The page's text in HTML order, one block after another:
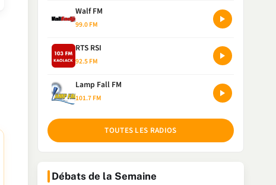
Walf FM
99.0 FM
RTS RSI
92.5 FM
Lamp Fall FM
101.7 FM
TOUTES LES RADIOS
Débats de la Semaine